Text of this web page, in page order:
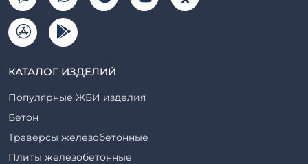
КАТАЛОГ ИЗДЕЛИЙ
Популярные ЖБИ изделия
Бетон
Траверсы железобетонные
Плиты железобетонные